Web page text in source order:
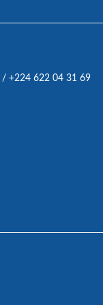
/ +224 622 04 31 69